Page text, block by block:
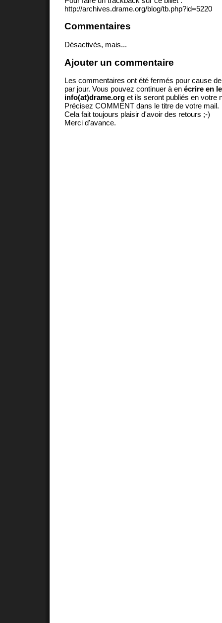
http://archives.drame.org/blog/tb.php?id=5220
Commentaires
Désactivés, mais...
Ajouter un commentaire
Les commentaires ont été fermés pour cause
par jour. Vous pouvez continuer à en écrire en
info(at)drame.org et ils seront publiés en votre
Précisez COMMENT dans le titre de votre mail.
Cela fait toujours plaisir d'avoir des retours ;-)
Merci d'avance.